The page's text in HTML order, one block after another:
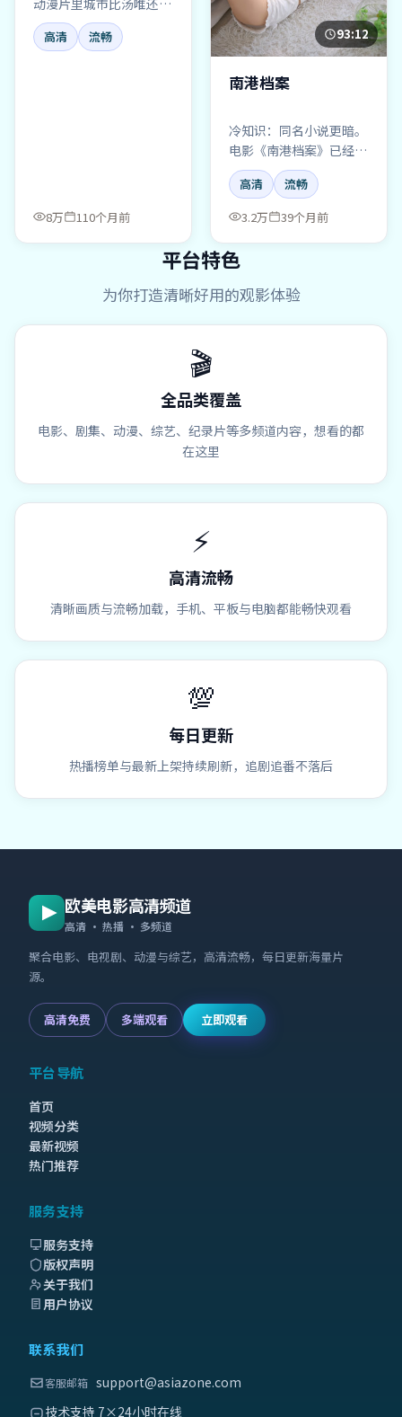
戏——月面档案，夜景拍
得太欺负人。
高清 流畅
8万 110个月前
93:12
南港档案
冷知识：同名小说更暗。
电影《南港档案》已经温
柔许多，但爱情底色仍
在，别当甜宠看。
高清
流畅
3.2万
39个月前
平台特色
为你打造清晰好用的观影体验
🎬
全品类覆盖
电影、剧集、动漫、综艺、纪录片等多频道内容，想看的都
在这里
⚡
高清流畅
清晰画质与流畅加载，手机、平板与电脑都能畅快观看
💯
每日更新
热播榜单与最新上架持续刷新，追剧追番不落后
欧美电影高清频道
高清 · 热播 · 多频道
聚合电影、电视剧、动漫与综艺，高清流畅，每日更新海量片
源。
高清免费 多端观看 立即观看
平台导航
首页
视频分类
最新视频
热门推荐
服务支持
服务支持
版权声明
关于我们
用户协议
联系我们
客服邮箱 support@asiazone.com
技术支持 7×24小时在线